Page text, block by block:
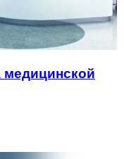
медицинской